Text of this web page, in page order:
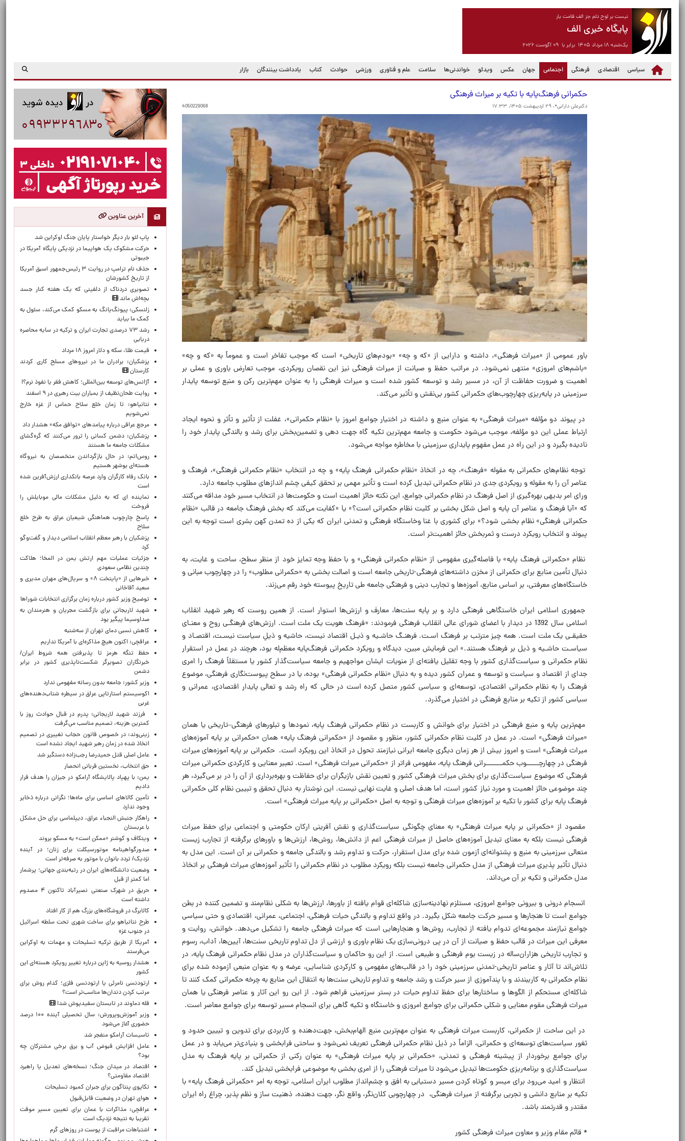
نیست بر لوح دلم جز الف قامت یار
پایگاه خبری الف
یک‌شنبه ۱۸ مرداد ۱۴۰۵ برابر با ۰۹ آگوست ۲۰۲۶
سیاسی اقتصادی فرهنگی اجتماعی
(current) جهان عکس ویدئو خواندنی‌ها سلامت علم و فناوری ورزشی حوادث کتاب یادداشت بینندگان بازار
حکمرانی فرهنگ‌پایه با تکیه بر میراث فرهنگی
دکترعلی دارابی*، ۲۹ اردیبهشت ۱۴۰۵، ۱۷:۳۳ 4050229068
باور عمومی از «میراث فرهنگی»، داشته و دارایی از «که و چه» «بودم‌های تاریخی» است که موجب تفاخر است و عموماً به «که و چه»
«باشم‌های امروزی» منتهی نمی‌شود. در مراتب حفظ و صیانت از میراث فرهنگی نیز این نقصان رویکردی، موجب تعارض باوری و عملی بر
اهمیت و ضرورت حفاظت از آن، در مسیر رشد و توسعه کشور شده است و میراث فرهنگی را به عنوان مهم‌ترین رکن و منبع توسعه پایدار
سرزمینی در پایه‌ریزی چهارچوب‌های حکمرانی کشور بی‌نقش و تأثیر می‌کند.
در پیوند دو مؤلفه «میراث فرهنگی» به عنوان منبع و داشته در اختیار جوامع امروز با «نظام حکمرانی»، غفلت از تأثیر و تأثر و نحوه ایجاد
ارتباط عملی این دو مؤلفه، موجب می‌شود حکومت و جامعه مهم‌ترین تکیه گاه جهت دهی و تضمین‌بخش برای رشد و بالندگی پایدار خود را
نادیده بگیرد و در این راه در عمل مفهوم پایداری سرزمینی با مخاطره مواجه می‌شود.
توجه نظام‌های حکمرانی به مقوله «فرهنگ»، چه در اتخاذ «نظام حکمرانی فرهنگ پایه» و چه در انتخاب «نظام حکمرانی فرهنگی»، فرهنگ و
عناصر آن را به مقوله و رویکردی جدی در نظام حکمرانی تبدیل کرده است و تأثیر مهمی بر تحقق کیفی چشم اندازهای مطلوب جامعه دارد.
ورای امر بدیهی بهره‌گیری از اصل فرهنگ در نظام حکمرانی جوامع، این نکته حائز اهمیت است و حکومت‌ها در انتخاب مسیر خود مداقه می‌کنند
که «آیا فرهنگ و عناصر آن پایه و اصل شکل بخشی بر کلیت نظام حکمرانی است؟» یا «کفایت می‌کند که بخش فرهنگ جامعه در قالب «نظام
حکمرانی فرهنگی» نظام بخشی شود؟» برای کشوری با غنا وخاستگاه فرهنگی و تمدنی ایران که یکی از ده تمدن کهن بشری است توجه به این
پیوند و انتخاب رویکرد درست و ثمربخش حائز اهمیت‌تر است.
نظام «حکمرانی فرهنگ پایه» با فاصله‌گیری مفهومی از «نظام حکمرانی فرهنگی» و با حفظ وجه تمایز خود از منظر سطح، ساحت و غایت، به
دنبال تأمین منابع برای حکمرانی از مخزن داشته‌های فرهنگی-تاریخی جامعه است و اصالت بخشی به «حکمرانی مطلوب» را در چهارچوب مبانی و
خاستگاه‌های معرفتی، بر اساس منابع، آموزه‌ها و تجارب دینی و فرهنگی جامعه طی تاریخ پیوسته خود رقم می‌زند.
جمهوری اسلامی ایران خاستگاهی فرهنگی دارد و بر پایه سنت‌ها، معارف و ارزش‌ها استوار است. از همین روست که رهبر شهید انقلاب
اسلامی سال 1392 در دیدار با اعضای شورای عالی انقلاب فرهنگی فرمودند: «فرهنگ هویت یک ملت است. ارزش‌های فرهنگـی روح و معنـای
حقیقـی یک ملت است. همه چیز مترتب بر فرهنگ اسـت. فرهنـگ حاشـیه و ذیـل اقتصاد نیست، حاشیه و ذیلِ سیاست نیسـت، اقتصـاد و
سیاسـت حاشـیه و ذیل بر فرهنگ هستند.» این فرمایش مبین، دیدگاه و رویکرد حکمرانی فرهنگ‌پایه معظم‌له بود، هرچند در عمل در استقرار
نظام حکمرانی و سیاست‌گذاری کشور با وجه تقلیل یافته‌ای از منویات ایشان مواجهیم و جامعه سیاست‌گذار کشور یا مستقلاً فرهنگ را امری
جدای از اقتصاد و سیاست و توسعه و عمران کشور دیده و به دنبال «نظام حکمرانی فرهنگی» بوده، یا در سطح پیوست‌نگاری فرهنگی، موضوع
فرهنگ را به نظام حکمرانی اقتصادی، توسعه‌ای و سیاسی کشور متصل کرده است در حالی که راه رشد و تعالی پایدار اقتصادی، عمرانی و
سیاسی کشور از تکیه بر منابع فرهنگی در اختیار می‌گذرد.
مهم‌ترین پایه و منبع فرهنگی در اختیار برای خوانش و کاربست در نظام حکمرانی فرهنگ پایه، نمودها و تبلورهای فرهنگی–تاریخی یا همان
«میراث فرهنگی» است. در عمل در کلیت نظام حکمرانی کشور، منظور و مقصود از «حکمرانی فرهنگ پایه» همان «حکمرانی بر پایه آموزه‌های
میراث فرهنگی» است و امروز بیش از هر زمان دیگری جامعه ایرانی نیازمند تحول در اتخاذ این رویکرد است. حکمرانی بر پایه آموزه‌های میراث
فرهنگی در چهارچــــــوب حکمــــــــرانی فرهنگ پایه، مفهومی فراتر از «حکمرانی میراث فرهنگی» است. تعبیر معنایی و کارکردی حکمرانی میراث
فرهنگی که موضوع سیاست‌گذاری برای بخش میراث فرهنگی کشور و تعیین نقش بازیگران برای حفاظت و بهره‌برداری از آن را در بر می‌گیرد، هر
چند موضوعی حائز اهمیت و مورد نیاز کشور است، اما هدف اصلی و غایت نهایی نیست. این نوشتار به دنبال تحقق و تبیین نظام کلی حکمرانی
فرهنگ پایه برای کشور با تکیه بر آموزه‌های میراث فرهنگی و توجه به اصل «حکمرانی بر پایه میراث فرهنگی» است.
مقصود از «حکمرانی بر پایه میراث فرهنگی» به معنای چگونگی سیاست‌گذاری و نقش آفرینی ارکان حکومتی و اجتماعی برای حفظ میراث
فرهنگی نیست بلکه به معنای تبدیل آموزه‌های حاصل از میراث فرهنگی اعم از دانش‌ها، روش‌ها، ارزش‌ها و باورهای برگرفته از تجارب زیست
متعالی سرزمینی به منبع و پشتوانه‌ای آزمون شده برای مدل استقرار، حرکت و تداوم رشد و بالندگی جامعه و حکمرانی بر آن است. این مدل به
دنبال تأثیر پذیری میراث فرهنگی از مدل حکمرانی جامعه نیست بلکه رویکرد مطلوب در نظام حکمرانی را تأثیر آموزه‌های میراث فرهنگی بر اتخاذ
مدل حکمرانی و تکیه بر آن می‌داند.
انسجام درونی و بیرونی جوامع امروزی، مستلزم نهادینه‌سازی شاکله‌ای قوام یافته از باورها، ارزش‌ها به شکلی نظام‌مند و تضمین کننده در بطن
جوامع است تا هنجارها و مسیر حرکت جامعه شکل بگیرد. در ‌واقع تداوم و بالندگی حیات فرهنگی، اجتماعی، عمرانی، اقتصادی و حتی سیاسی
جوامع نیازمند مجموعه‌ای تدوام یافته از تجارب، روش‌ها و هنجارهایی است که میراث فرهنگی جامعه را تشکیل می‌دهد. خوانش، روایت و
معرفی این میراث در قالب حفظ و صیانت از آن در پی درونی‌سازی یک نظام باوری و ارزشی از دل تداوم تاریخی سنت‌ها، آیین‌ها، آداب، رسوم
و تجارب تاریخی هزاران‌ساله در زیست بوم فرهنگی و طبیعی است. از این رو حاکمان و سیاست‌گذاران در مدل نظام حکمرانی فرهنگ پایه، در
تلاش‌اند تا آثار و عناصر تاریخی-تمدنی سرزمینی خود را در قالب‌های مفهومی و کارکردی شناسایی، عرضه و به عنوان منبعی آزموده شده برای
نظام حکمرانی به کارببندند و با پندآموزی از سیر حرکت و رشد جامعه و تداوم تاریخی سنت‌‌ها به انتقال این منابع به چرخه حکمرانی کمک کنند تا
شاکله‌ای مستحکم از الگوها و ساختارها برای حفظ تداوم حیات در بستر سرزمینی فراهم شود. از این رو این آثار و عناصر فرهنگی یا همان
میراث فرهنگی مقوم معنایی و شکلی حکمرانی برای جوامع امروزی و خاستگاه و تکیه گاهی برای انسجام مسیر توسعه برای جوامع معاصر است.
در این ساحت از حکمرانی، کاربست میراث فرهنگی به عنوان مهم‌ترین منبع الهام‌بخش، جهت‌دهنده و کاربردی برای تدوین و تبیین حدود و
ثغور سیاست‌های توسعه‌ای و حکمرانی، الزاماً در ذیل نظام حکمرانی فرهنگی تعریف نمی‌شود و ساحتی فرابخشی و بنیادی‌تر می‌یابد و در عمل
برای جوامع برخوردار از پیشینه فرهنگی و تمدنی، «حکمرانی بر پایه میراث فرهنگی» به عنوان رکنی از حکمرانی بر پایه فرهنگ به مدل
سیاست‌گذاری و برنامه‌ریزی حکومت‌ها تبدیل می‌شود تا میرات فرهنگی را از امری بخشی به موضوعی فرابخشی تبدیل کند.
انتظار و امید می‌رود برای میسر و کوتاه کردن مسیر دستیابی به افق و چشم‌انداز مطلوب ایران اسلامی، توجه به امر «حکمرانی فرهنگ پایه» با
تکیه بر منابع دانشی و تجربی برگرفته از میراث فرهنگی، در چهارچوبی کلان‌نگر، واقع نگر، جهت دهنده، ذهنیت ساز و نظم پذیر، چراغ راه ایران
مقتدر و قدرتمند باشد.
* قائم مقام وزیر و معاون میراث فرهنگی کشور
آخرین عناوین
پاپ لئو بار دیگر خواستار پایان جنگ اوکراین شد
حرکت مشکوک یک هواپیما در نزدیکی پایگاه آمریکا در
جیبوتی
حذف نام ترامپ در روایت ۳ رئیس‌جمهور اسبق آمریکا
از تاریخ کشورشان
تصویری دردناک از دلفینی که یک هفته کنار جسد
بچه‌اش ماند
زلنسکی: پیونگ‌یانگ به مسکو کمک می‌کند، سئول به
کمک ما بیاید
رشد ۷۳ درصدی تجارت ایران و ترکیه در سایه محاصره
دریایی
قیمت طلا، سکه و دلار امروز ۱۸ مرداد
پزشکیان: برادران ما در نیروهای مسلح کاری کردند
کارستان
آژانس‌های توسعه بین‌المللی؛ کاهش فقر یا نفوذ نرم؟!
روایت طحان‌نظیف از بمباران بیت رهبری در ۹ اسفند
نتانیاهو: تا زمان خلع سلاح حماس از غزه خارج
نمی‌شویم
مرجع عراقی درباره پیامدهای «توافق مکه» هشدار داد
پزشکیان: دشمن کسانی را ترور می‌کنند که گره‌گشای
مشکلات جامعه ما هستند
روس‌اتم: در حال بازگرداندن متخصصان به نیروگاه
هسته‌ای بوشهر هستیم
بانک رفاه کارگران وارد عرصه بانکداری ارزش‌آفرین شده
است
نماینده ای که به دلیل مشکلات مالی موبایلش را
فروخت
پاسخ چارچوب هماهنگی شیعیان عراق به طرح خلع
سلاح
پزشکیان با رهبر معظم انقلاب اسلامی دیدار و گفت‌وگو
کرد
جزئیات عملیات مهم ارتش یمن در المخا؛ هلاکت
چندین نظامی سعودی
خبرهایی از «پایتخت ۸» و سریال‌های مهران مدیری و
سعید آقاخانی
توضیح وزیر کشور درباره زمان برگزاری انتخابات شوراها
شهید لاریجانی برای بازگشت مجریان و هنرمندان به
صداوسیما پیگیر بود
کاهش نسبی دمای تهران از سه‌شنبه
عراقچی: اکنون هیچ مذاکره‌ای با آمریکا نداریم
حفظ تنگه هرمز تا پذیرفتن همه شروط ایران/
خبرنگاران تصویرگر شکست‌ناپذیری کشور در برابر
دشمن
وزیر کشور: جامعه بدون رسانه مفهومی ندارد
اکوسیستم استارتاپی عراق در سیطره شتاب‌دهنده‌‌های
غربی
فرزند شهید لاریجانی: پدرم در قبال حوادث روز با
کمترین هزینه، تصمیم مناسب می‌گرفت
زینی‌وند: در خصوص قانون حجاب تغییری در تصمیم
اتخاذ شده در زمان رهبر شهید ایجاد نشده است
عامل اصلی قتل حمیدرضا رجب‌زاده دستگیر شد
حق انتخاب، نخستین قربانی انحصار
یمن: با پهپاد پالایشگاه آرامکو در جیزان را هدف قرار
دادیم
تأمین کالاهای اساسی برای ماه‌ها؛ نگرانی درباره ذخایر
وجود ندارد
راهکار جنبش النجباء عراق، دیپلماسی برای حل مشکل
با عربستان
ویتکاف و کوشنر «ممکن است» به مسکو بروند
صدورگواهینامه موتورسیکلت برای زنان؛ در آینده
نزدیک/ تردد بانوان با موتور به‌ صرفه‌تر است
وضعیت دانشگاه‌های ایران در رتبه‌بندی جهانی؛ پرشمار
اما کمتر از قبل
حریق در شهرک صنعتی نصیرآباد تاکنون ۴ مصدوم
داشته است
کالابرگ در فروشگاه‌های بزرگ هم از کار افتاد
طرح نتانیاهو برای ساخت شهری تحت سلطه اسرائیل
در جنوب غزه
آمریکا از طریق ترکیه تسلیحات و مهمات به اوکراین
می‌فرستد
هشدار روسیه به ژاپن درباره تغییر رویکرد هسته‌ای این
کشور
ارتودنسی نامرئی یا ارتودنسی فلزی؛ کدام روش برای
مرتب کردن دندان‌ها مناسب‌تر است؟
قله دماوند در تابستان سفیدپوش شد!
وزیر آموزش‌وپرورش: سال تحصیلی آینده ۱۰۰ درصد
حضوری آغاز می‌شود
تاسیسات آرامکو منفجر شد
عامل افزایش قبوض آب و برق برخی مشترکان چه
بود؟
اقتصاد در میدان جنگ؛ نسخه‌های تعدیل یا راهبرد
اقتصاد مقاومتی؟
تکاپوی پنتاگون برای جبران کمبود تسلیحات
هوای تهران در وضعیت قابل‌قبول
عراقچی: مذاکرات با عمان برای تعیین مسیر موقت
تقریبا به نتیجه نزدیک است
اشتباهات مراقبت از پوست در روزهای گرم